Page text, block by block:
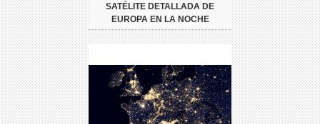
SATÉLITE DETALLADA DE
EUROPA EN LA NOCHE